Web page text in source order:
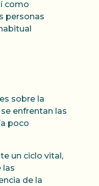
como
personas
sobre la
enfrentan las
poco
un ciclo vital,
las
de la